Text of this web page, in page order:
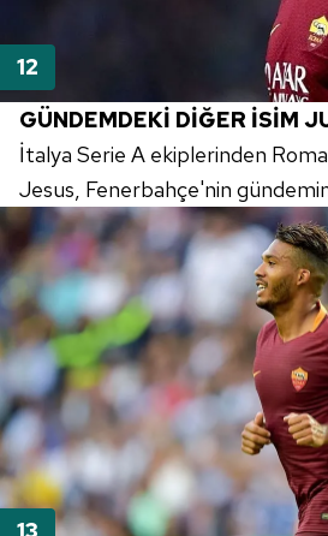
ilgili mevzuata uygun olarak
almak için lütfen
GÜNDEMDEKİ DİĞER İSİM
İtalya Serie A ekiplerinden
Jesus, Fenerbahçe'nin